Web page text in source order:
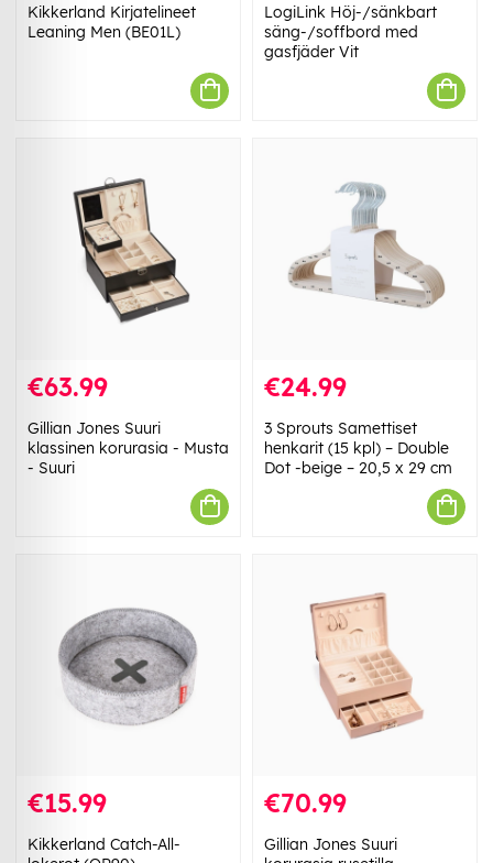
Kikkerland Kirjatelineet
Leaning Men (BE01L)
LogiLink Höj-/sänkbart
säng-/soffbord med
gasfjäder Vit
€63.99
Gillian Jones Suuri
klassinen korurasia - Musta
- Suuri
€24.99
3 Sprouts Samettiset
henkarit (15 kpl) – Double
Dot -beige – 20,5 x 29 cm
€15.99
Kikkerland Catch-All-
€70.99
Gillian Jones Suuri